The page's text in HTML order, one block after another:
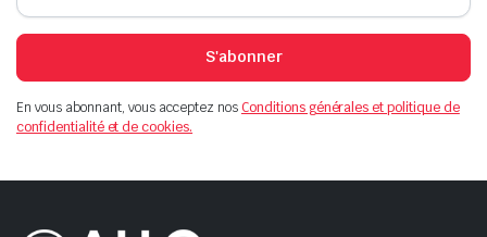
S'abonner
En vous abonnant, vous acceptez nosConditions générales et politique de
confidentialité et de cookies.